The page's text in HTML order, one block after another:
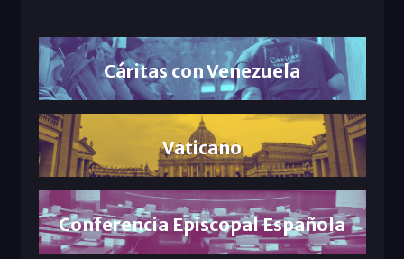
Cáritas con Venezuela
Vaticano
Conferencia Episcopal Española